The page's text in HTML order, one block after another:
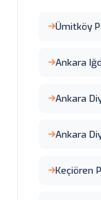
Ümitköy
Ankara
Ankara
Ankara
Keçiören